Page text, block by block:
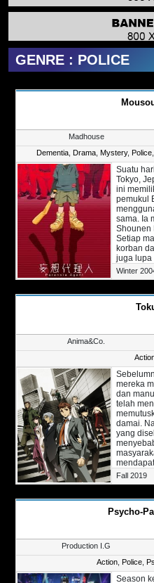
GENRE : POLICE
Madhouse
Dementia, Drama, Mystery, Police,
Suatu
Tokyo,
ini
pemukul
sama. Ia
Shounen
Setiap
korban
juga lupa
ini, dua
Maniwa
Selama
Ikari
tersebut
Winter
Anima&Co.
mereka
dan
telah
damai.
yang
dunia.
Bercerita
seorang
oleh
insiden
bertemu
yang
Fall 2019
Psycho-
Production I.G
Action Police
Season